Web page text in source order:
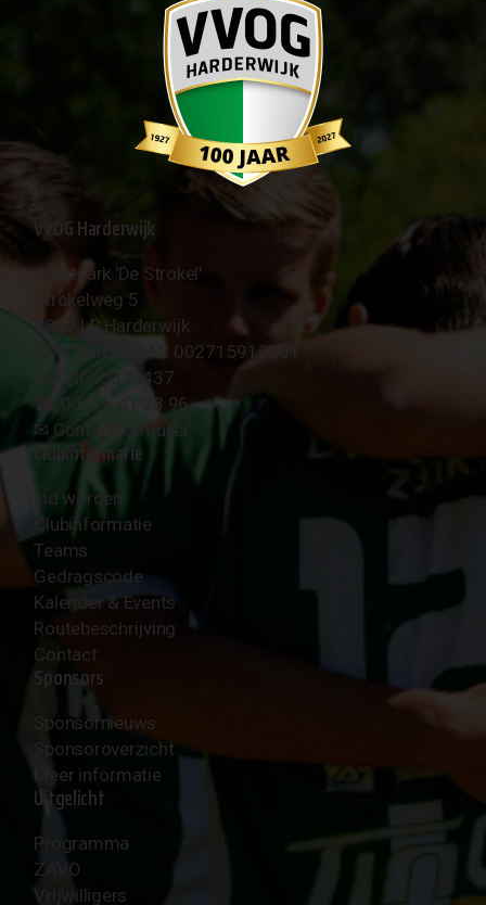
VVOG Harderwijk
Sportpark 'De Strokel'
Strokelweg 5
3847 LR Harderwijk
BTW Nummer NL 002715910B01
KvK Nr 40094437
☎︎ 0341 - 41 28 96
✉︎ Contactformulier
Clubinformatie
Lid worden
Clubinformatie
Teams
Gedragscode
Kalender & Events
Routebeschrijving
Contact
Sponsors
Sponsornieuws
Sponsoroverzicht
Meer informatie
Uitgelicht
Programma
ZAVO
Vrijwilligers